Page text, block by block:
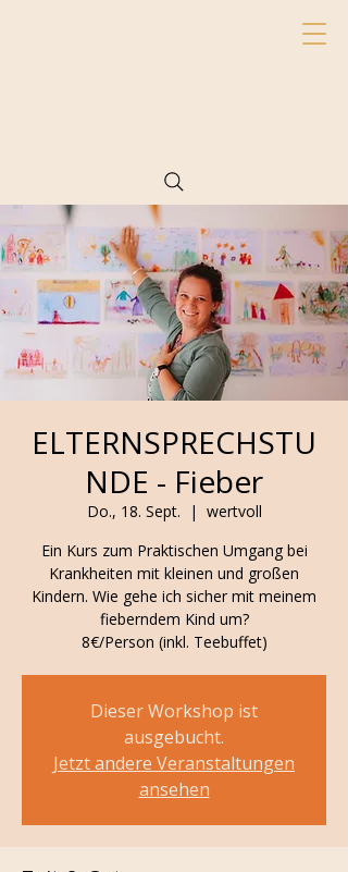
ELTERNSPRECHSTU
NDE - Fieber
Do., 18. Sept.
  |
wertvoll
Ein Kurs zum Praktischen Umgang bei
Krankheiten mit kleinen und großen
Kindern. Wie gehe ich sicher mit meinem
fieberndem Kind um?
8€/Person (inkl. Teebuffet)
Dieser Workshop ist
ausgebucht.
Jetzt andere Veranstaltungen
ansehen